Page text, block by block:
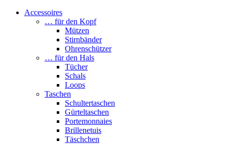
Accessoires
… für den Kopf
Mützen
Stirnbänder
Ohrenschützer
… für den Hals
Tücher
Schals
Loops
Taschen
Schultertaschen
Gürteltaschen
Portemonnaies
Brillenetuis
Täschchen